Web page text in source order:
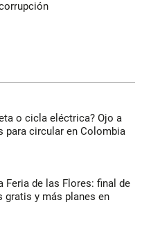
o cicla eléctrica? Ojo a
para circular en Colombia
Feria de las Flores: final de
gratis y más planes en